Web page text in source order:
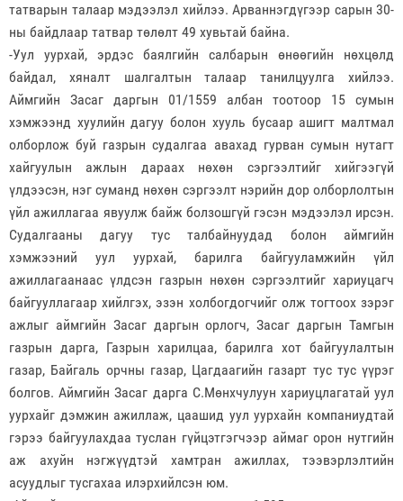
татварын талаар мэдээлэл хийлээ. Арваннэгдүгээр сарын 30-
ны байдлаар татвар төлөлт 49 хувьтай байна.
-Уул уурхай, эрдэс баялгийн салбарын өнөөгийн нөхцөлд
байдал, хяналт шалгалтын талаар танилцуулга хийлээ.
Аймгийн Засаг даргын 01/1559 албан тоотоор 15 сумын
хэмжээнд хуулийн дагуу болон хууль бусаар ашигт малтмал
олборлож буй газрын судалгаа авахад гурван сумын нутагт
хайгуулын ажлын дараах нөхөн сэргээлтийг хийгээгүй
үлдээсэн, нэг суманд нөхөн сэргээлт нэрийн дор олборлолтын
үйл ажиллагаа явуулж байж болзошгүй гэсэн мэдээлэл ирсэн.
Судалгааны дагуу тус талбайнуудад болон аймгийн
хэмжээний уул уурхай, барилга байгууламжийн үйл
ажиллагаанаас үлдсэн газрын нөхөн сэргээлтийг хариуцагч
байгууллагаар хийлгэх, эзэн холбогдогчийг олж тогтоох зэрэг
ажлыг аймгийн Засаг даргын орлогч, Засаг даргын Тамгын
газрын дарга, Газрын харилцаа, барилга хот байгуулалтын
газар, Байгаль орчны газар, Цагдаагийн газарт тус тус үүрэг
болгов. Аймгийн Засаг дарга С.Мөнхчулуун хариуцлагатай уул
уурхайг дэмжин ажиллаж, цаашид уул уурхайн компаниудтай
гэрээ байгуулахдаа туслан гүйцэтгэгчээр аймаг орон нутгийн
аж ахуйн нэгжүүдтэй хамтран ажиллах, тээвэрлэлтийн
асуудлыг тусгахаа илэрхийлсэн юм.